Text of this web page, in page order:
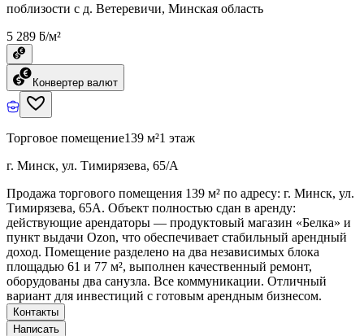
поблизости с д. Ветеревичи, Минская область
5 289 ƃ/м²
Конвертер валют
Торговое помещение139 м²1 этаж
г. Минск, ул. Тимирязева, 65/А
Продажа торгового помещения 139 м² по адресу: г. Минск, ул.
Тимирязева, 65А. Объект полностью сдан в аренду:
действующие арендаторы — продуктовый магазин «Белка» и
пункт выдачи Ozon, что обеспечивает стабильный арендный
доход. Помещение разделено на два независимых блока
площадью 61 и 77 м², выполнен качественный ремонт,
оборудованы два санузла. Все коммуникации. Отличный
вариант для инвестиций с готовым арендным бизнесом.
Контакты
Написать